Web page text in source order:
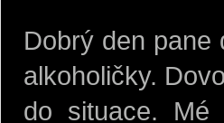
Dobrý den pane
alkoholičky.
do situace.